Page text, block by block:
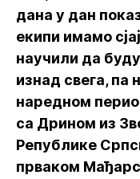
дана у дан
екипи имамо
научили да
изнад свега, па
наредном
са Дрином из
Републике
прваком